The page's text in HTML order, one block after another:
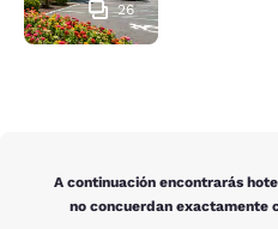
26
A continuación encontrarás
no concuerdan exactamente